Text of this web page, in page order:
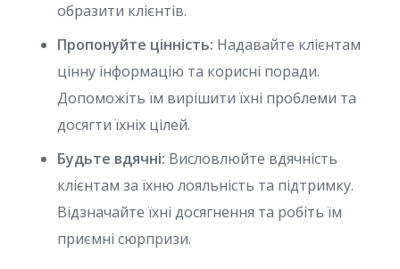
образити клієнтів.
Пропонуйте цінність: Надавайте клієнтам
цінну інформацію та корисні поради.
Допоможіть їм вирішити їхні проблеми та
досягти їхніх цілей.
Будьте вдячні: Висловлюйте вдячність
клієнтам за їхню лояльність та підтримку.
Відзначайте їхні досягнення та робіть їм
приємні сюрпризи.